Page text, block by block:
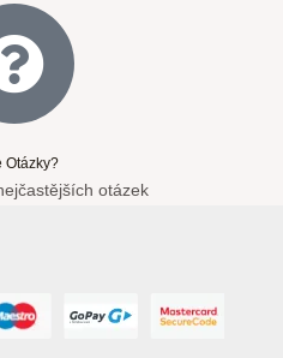
Otázky?
otázek